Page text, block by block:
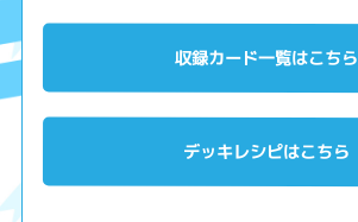
収録カード一覧はこちら
デッキレシピはこちら